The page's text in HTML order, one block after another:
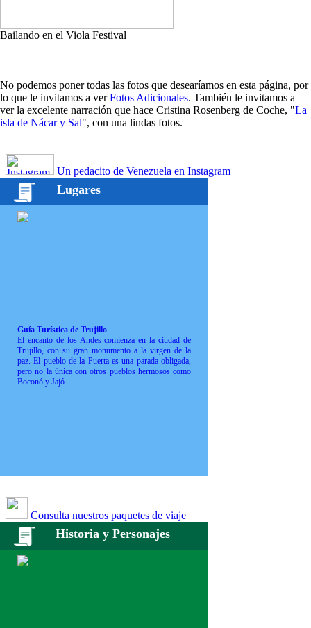
Bailando en el Viola Festival
No podemos poner todas las fotos que desearíamos en esta página, por
lo que le invitamos a verFotos Adicionales. También le invitamos a
ver la excelente narración que hace Cristina Rosenberg de Coche, "La
isla de Nácar y Sal", con una lindas fotos.
Un pedacito de Venezuela en Instagram
Lugares
Guía Turística de Trujillo
El encanto de los Andes comienza en la ciudad de
Trujillo, con su gran monumento a la virgen de la
paz. El pueblo de la Puerta es una parada obligada,
pero no la única con otros pueblos hermosos como
Boconó y Jajó.
Consulta nuestros paquetes de viaje
Historia y Personajes